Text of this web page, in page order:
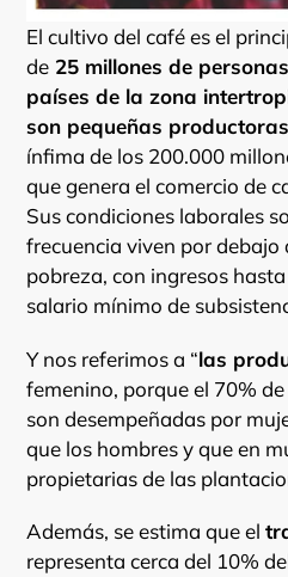
El cultivo del café es el
de 25 millones de
países de la zona
son pequeñas productoras
ínfima de los 200.000
que genera el comercio de
Sus condiciones laborales
frecuencia viven por debajo
pobreza, con ingresos
salario mínimo de
Y nos referimos a “las
femenino, porque el 70%
son desempeñadas por
que los hombres y que en
propietarias de las
Además, se estima que el
representa cerca del 10%